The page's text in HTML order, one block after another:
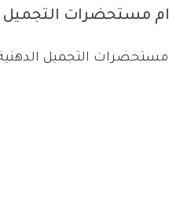
مستحضرات التجميل
مستحضرات التجميل